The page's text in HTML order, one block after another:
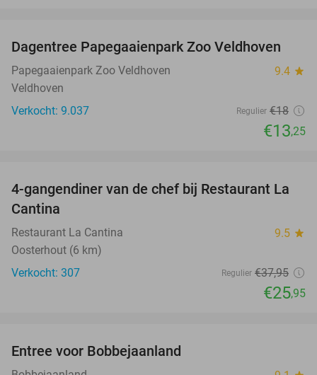
26%
Dagentree Papegaaienpark Zoo Veldhoven
Papegaaienpark Zoo Veldhoven 9.4 star
Veldhoven
Verkocht: 9.037
Regulier €18
€13,25
32%
4-gangendiner van de chef bij Restaurant La
Cantina
Restaurant La Cantina 9.5 star
Oosterhout (6 km)
Verkocht: 307
Regulier €37,95
€25,95
Entree voor Bobbejaanland